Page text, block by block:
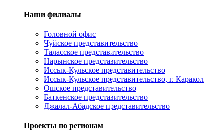
Наши филиалы
Головной офис
Чуйское представительство
Таласское представительство
Нарынское представительство
Иссык-Кульское представительство
Иссык-Кульское представительство, г. Каракол
Ошское представительство
Баткенское представительство
Джалал-Абадское представительство
Проекты по регионам